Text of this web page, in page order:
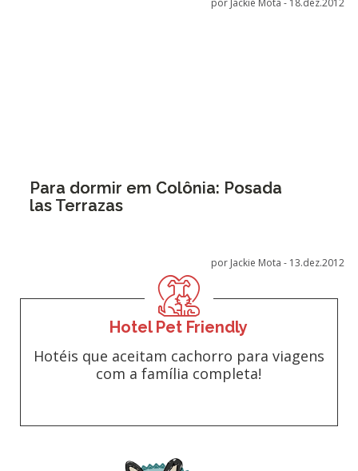
por Jackie Mota - 18.dez.2012
Para dormir em Colônia: Posada
las Terrazas
por Jackie Mota - 13.dez.2012
Hotel Pet Friendly
Hotéis que aceitam cachorro para viagens
com a família completa!